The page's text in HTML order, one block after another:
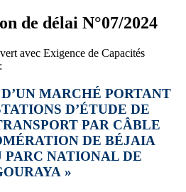
de délai N°07/2024
avec Exigence de Capacités
MARCHÉ PORTANT
D’ÉTUDE DE
PAR CÂBLE
DE BÉJAIA
PARC NATIONAL DE
»